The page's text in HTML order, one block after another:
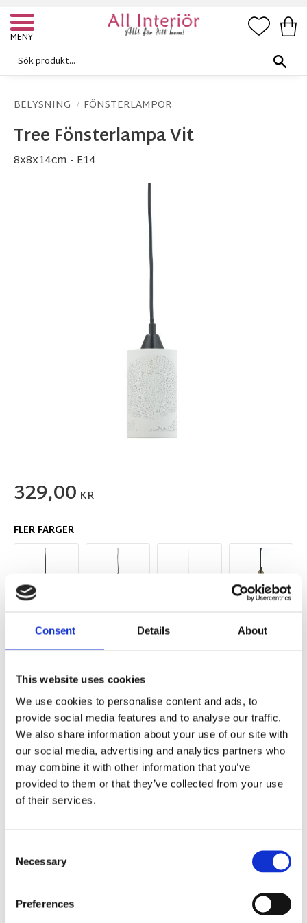
Consent Details About
This website uses cookies
We use cookies to personalise content and ads, to
provide social media features and to analyse our traffic.
We also share information about your use of our site with
our social media, advertising and analytics partners who
may combine it with other information that you’ve
provided to them or that they’ve collected from your use
of their services.
Selection
Necessary
Preferences
Meny
BELYSNING FÖNSTERLAMPOR
Tree Fönsterlampa Vit
8x8x14cm - E14
329,00 KR
FLER FÄRGER
Antal
st KÖP
Lagerstatus 2 st i lager Artikelnr 46270-90 Tillverkare
Cottex
Fri frakt över 995kr